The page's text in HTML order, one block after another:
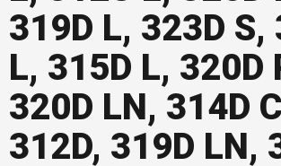
319D L, 323D S,
L, 315D L, 320D
320D LN, 314D
312D, 319D LN,